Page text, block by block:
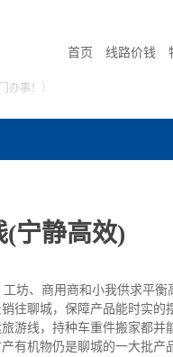
首页 线路价钱
办事！）
宁静高效)
坊、商用商和小我供求平衡
往聊城，保障产品能时实的
游线，持种车重件搬家都并
有机物仍是聊城的一大批产